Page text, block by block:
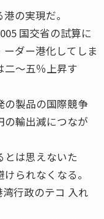
の実現だ。
国交省の試算に
ダー港化してしま
二〜五％上昇す
の製品の国際競争
の輸出減につなが
とは思えないた
られなくなる。
行政のテコ 入れ